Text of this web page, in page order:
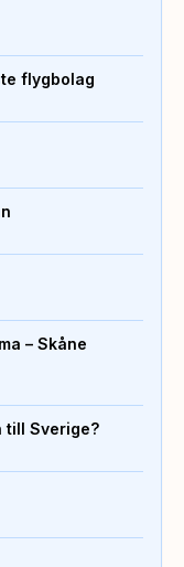
flygbolag
– Skåne
till Sverige?